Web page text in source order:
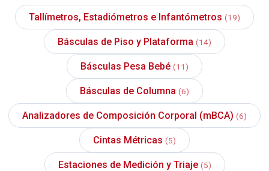
Tallímetros, Estadiómetros e Infantómetros (19)
Básculas de Piso y Plataforma (14)
Básculas Pesa Bebé (11)
Básculas de Columna (6)
Analizadores de Composición Corporal (mBCA) (6)
Cintas Métricas (5)
Estaciones de Medición y Triaje (5)